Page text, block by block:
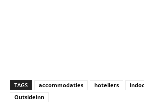
TAGS accommodaties hoteliers
Outsideinn